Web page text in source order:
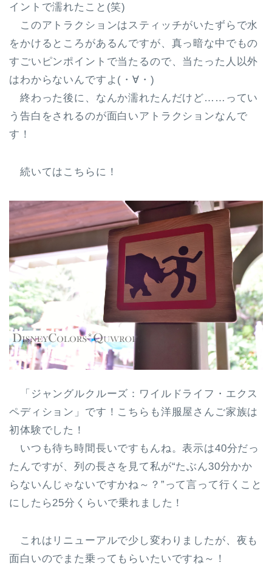
イントで濡れたこと(笑)
このアトラクションはスティッチがいたずらで水
をかけるところがあるんですが、真っ暗な中でもの
すごいピンポイントで当たるので、当たった人以外
はわからないんですよ(・∀・)
終わった後に、なんか濡れたんだけど……ってい
う告白をされるのが面白いアトラクションなんで
す！
続いてはこちらに！
「ジャングルクルーズ：ワイルドライフ・エクス
ペディション」です！こちらも洋服屋さんご家族は
初体験でした！
いつも待ち時間長いですもんね。表示は40分だっ
たんですが、列の長さを見て私が“たぶん30分かか
らないんじゃないですかね～？”って言って行くこと
にしたら25分くらいで乗れました！
これはリニューアルで少し変わりましたが、夜も
面白いのでまた乗ってもらいたいですね～！